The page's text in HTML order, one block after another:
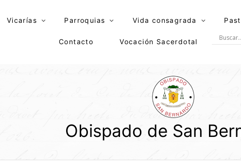
Vicarías Parroquias Vida consagrada
Contacto Vocación Sacerdotal
Obispado de San